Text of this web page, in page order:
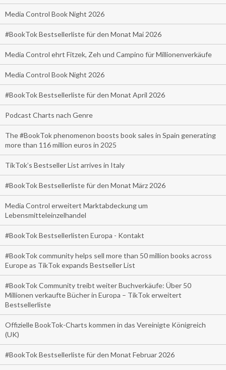
Media Control Book Night 2026
#BookTok Bestsellerliste für den Monat Mai 2026
Media Control ehrt Fitzek, Zeh und Campino für Millionenverkäufe
Media Control Book Night 2026
#BookTok Bestsellerliste für den Monat April 2026
Podcast Charts nach Genre
The #BookTok phenomenon boosts book sales in Spain generating
more than 116 million euros in 2025
TikTok’s Bestseller List arrives in Italy
#BookTok Bestsellerliste für den Monat März 2026
Media Control erweitert Marktabdeckung um
Lebensmitteleinzelhandel
#BookTok Bestsellerlisten Europa - Kontakt
#BookTok community helps sell more than 50 million books across
Europe as TikTok expands Bestseller List
#BookTok Community treibt weiter Buchverkäufe: Über 50
Millionen verkaufte Bücher in Europa – TikTok erweitert
Bestsellerliste
Offizielle BookTok-Charts kommen in das Vereinigte Königreich
(UK)
#BookTok Bestsellerliste für den Monat Februar 2026